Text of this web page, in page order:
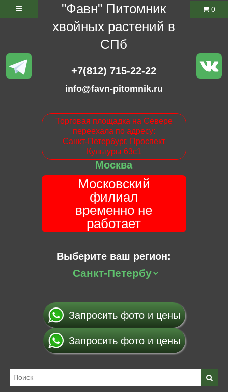
"Фавн" Питомник
хвойных растений в
СПб
+7(812) 715-22-22
info@favn-pitomnik.ru
Торговая площадка на Севере
переехала по адресу:
Санкт-Петербург. Проспект
Культуры 63с1
Москва
Московский
филиал
временно не
работает
Выберите ваш регион:
0
Запросить фото и цены
Запросить фото и цены